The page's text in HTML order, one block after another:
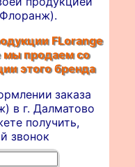
FLorange
мы продаем со
этого бренда
заказа
в г. Далматово
получить,
звонок